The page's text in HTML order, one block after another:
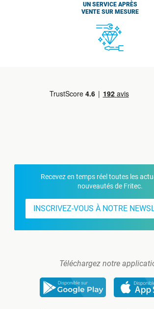
UN SERVICE APRÈS
VENTE SUR MESURE
Recevez en temps réel toutes les
nouveautés de Fritec.
INSCRIVEZ-VOUS À NOTRE
Téléchargez notre